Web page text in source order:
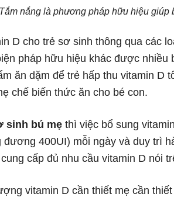
Tắm nắng là phương pháp hữu hiệu giúp
D cho trẻ sơ sinh thông qua các
pháp hữu hiệu khác được nhiều
ăn dặm để trẻ hấp thu vitamin D
chế biến thức ăn cho bé con.
sinh bú mẹ thì việc bổ sung
400UI) mỗi ngày và duy trì
cấp đủ nhu cầu vitamin D nói
vitamin D cần thiết mẹ cần